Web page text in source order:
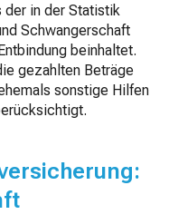
der in der Statistik
Schwangerschaft
beinhaltet.
gezahlten Beträge
sonstige Hilfen